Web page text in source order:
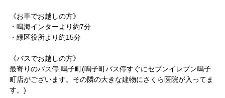
《お車でお越しの方》
・鳴海インターより約7分
・緑区役所より約15分
《バスでお越しの方》
最寄りのバス停:鳴子町(鳴子町バス停すぐにセブンイレブン鳴子
町店がございます。その隣の大きな建物にさくら医院が入ってま
す。)